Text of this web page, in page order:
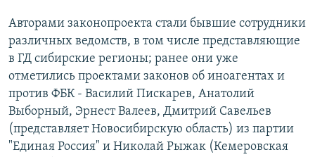
Авторами законопроекта стали бывшие сотрудники
различных ведомств, в том числе представляющие
в ГД сибирские регионы; ранее они уже
отметились проектами законов об иноагентах и
против ФБК - Василий Пискарев, Анатолий
Выборный, Эрнест Валеев, Дмитрий Савельев
(представляет Новосибирскую область) из партии
"Единая Россия" и Николай Рыжак (Кемеровская